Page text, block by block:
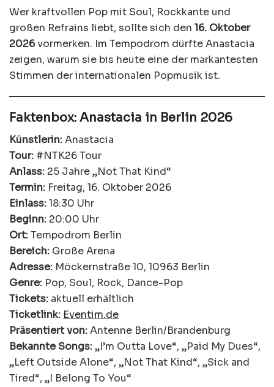
Wer kraftvollen Pop mit Soul, Rockkante und
großen Refrains liebt, sollte sich den 16. Oktober
2026vormerken. Im Tempodrom dürfte Anastacia
zeigen, warum sie bis heute eine der markantesten
Stimmen der internationalen Popmusik ist.
Faktenbox: Anastacia in Berlin 2026
Künstlerin:Anastacia
Tour: #NTK26 Tour
Anlass: 25 Jahre „Not That Kind“
Termin: Freitag, 16. Oktober 2026
Einlass:18:30 Uhr
Beginn: 20:00 Uhr
Ort:Tempodrom Berlin
Bereich: Große Arena
Adresse: Möckernstraße 10, 10963 Berlin
Genre: Pop, Soul, Rock, Dance-Pop
Tickets: aktuell erhältlich
Ticketlink: Eventim.de
Präsentiert von:Antenne Berlin/Brandenburg
Bekannte Songs:„I’m Outta Love“, „Paid My Dues“,
„Left Outside Alone“, „Not That Kind“, „Sick and
Tired“, „I Belong To You“